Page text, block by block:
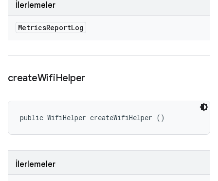
İlerlemeler
MetricsReportLog
createWifiHelper
public WifiHelper createWifiHelper ()
İlerlemeler